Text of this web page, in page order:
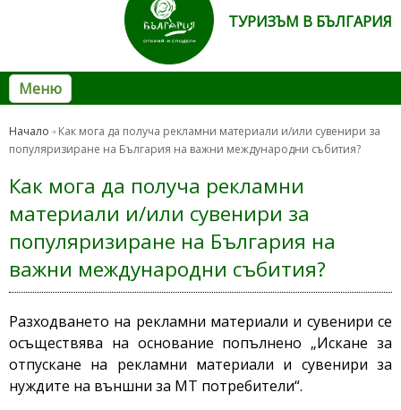
ТУРИЗЪМ В БЪЛГАРИЯ
Меню
Начало
Как мога да получа рекламни материали и/или сувенири за
популяризиране на България на важни международни събития?
Как мога да получа рекламни
материали и/или сувенири за
популяризиране на България на
важни международни събития?
Разходването на рекламни материали и сувенири се
осъществява на основание попълнено „Искане за
отпускане на рекламни материали и сувенири за
нуждите на външни за МТ потребители“.